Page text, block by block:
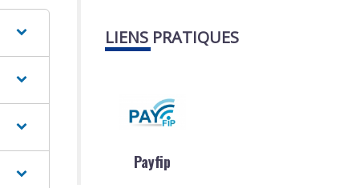
LIENS PRATIQUES
Payfip